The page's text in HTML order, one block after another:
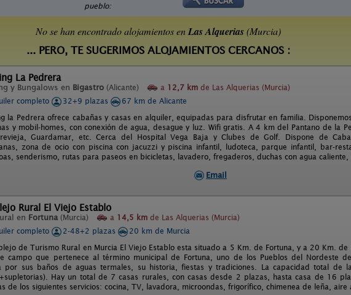
pueblo:
No se han encontrado alojamientos enLas Alquerias(Murcia)
... PERO, TE SUGERIMOS ALOJAMIENTOS CERCANOS :
La Pedrera
y Bungalows en Bigastro (Alicante) a 12,7 km de Las Alquerias (Murcia)
completo
32+9 plazas
67 km de Alicante
la Pedrera ofrece cabañas y casas en alquiler, equipadas para disfrutar en familia.
y mobil-homes, con conexión de agua, desague y luz. Wifi gratis. A 4 km del Pantano de la
Guardamar, etc. Cerca del Hospital Vega Baja y Clubes de Golf. Dispone de
zona de ocio con piscina con jacuzzi y piscina infantil, ludoteca, parque infantil, bar-
senderismo, rutas para paseos en bicicletas, lavadero, fregaderos, duchas con agua caliente,
Email
Rural El Viejo Establo
en Fortuna (Murcia) a 14,5 km de Las Alquerias (Murcia)
completo
2-48+2 plazas
20 km de Murcia
de Turismo Rural en Murcia El Viejo Establo esta situado a 5 Km. de Fortuna, y a 20 Km. de
campo que pertenece al término municipal de Fortuna, uno de los Pueblos del Nordeste
por sus baños de aguas termales, su historia, fiestas y tradiciones. La capacidad total de
Hay un total de 7 casas rurales, con casas desde 2 plazas, hasta casa de 16
de los siguientes servicios: cocina, TV, lavadora, microondas, frigorífico, chimenea de leña, aire